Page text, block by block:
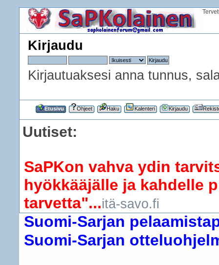
Kirjaudu
Kirjautuaksesi anna tunnus,
Etusivu Ohjeet Haku Kalenteri Kirjaudu
Uutiset:
SaPKon vahva ydin
hyökkääjälle ja kahdelle
tarvetta"...itä-savo.fi
Suomi-Sarjan
Suomi-Sarjan